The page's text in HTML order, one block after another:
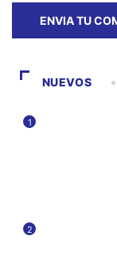
NUEVOS
1
2